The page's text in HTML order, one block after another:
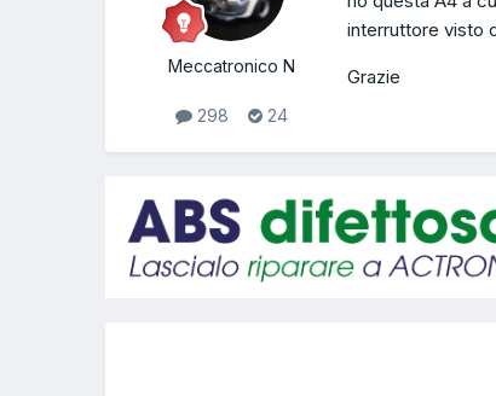
Meccatronico N
298 24
interruttore visto
Grazie